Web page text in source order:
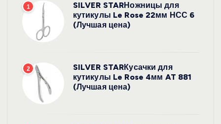
1
SILVER STARНожницы для
кутикулы Le Rose 22мм НСС 6
(Лучшая цена)
2
SILVER STARКусачки для
кутикулы Le Rose 4мм AT 881
(Лучшая цена)